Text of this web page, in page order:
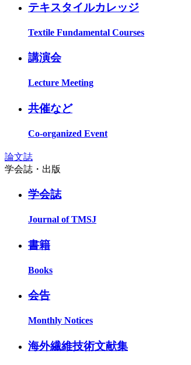
テキスタイルカレッジ
Textile Fundamental Courses
講演会
Lecture Meeting
共催など
Co-organized Event
論文誌
学会誌・出版
学会誌
Journal of TMSJ
書籍
Books
会告
Monthly Notices
海外繊維技術文献集